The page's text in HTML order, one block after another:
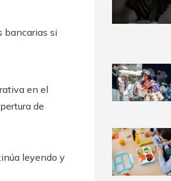
en el
de
leyendo y